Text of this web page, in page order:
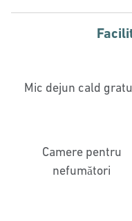
Mic dejun cald
Camere pentru
nefumători